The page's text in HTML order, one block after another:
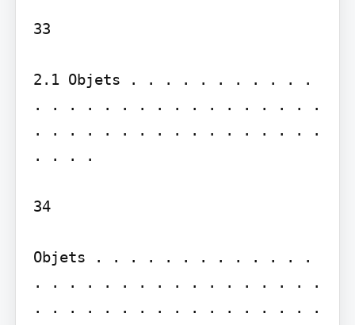
33
2.1 Objets . . . . . . . . . . .
. . . . . . . . . . . . . . . . .
. . . . . . . . . . . . . . . . .
. . . .
34
Objets . . . . . . . . . . . . .
. . . . . . . . . . . . . . . . .
. . . . . . . . . . . . . . . . .